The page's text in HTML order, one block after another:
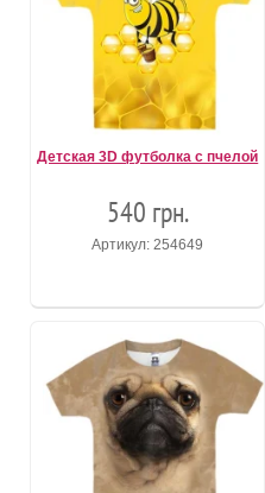
Детская 3D футболка с пчелой
540 грн.
Артикул: 254649